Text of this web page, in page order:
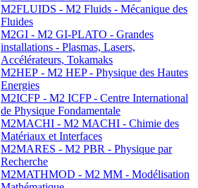
M2FLUIDS - M2 Fluids - Mécanique des
Fluides
M2GI - M2 GI-PLATO - Grandes
installations - Plasmas, Lasers,
Accélérateurs, Tokamaks
M2HEP - M2 HEP - Physique des Hautes
Energies
M2ICFP - M2 ICFP - Centre International
de Physique Fondamentale
M2MACHI - M2 MACHI - Chimie des
Matériaux et Interfaces
M2MARES - M2 PBR - Physique par
Recherche
M2MATHMOD - M2 MM - Modélisation